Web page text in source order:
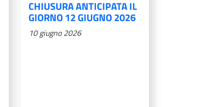
CHIUSURA ANTICIPATA IL
GIORNO 12 GIUGNO 2026
10 giugno 2026